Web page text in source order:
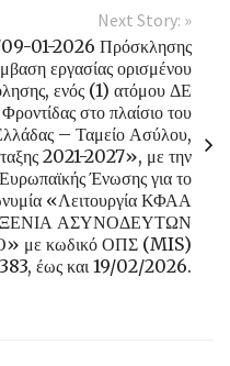
Next Story: »
09-01-2026 Πρόσκλησης
εργασίας ορισμένου
ενός (1) ατόμου ΔΕ
στο πλαίσιο του
– Ταμείο Ασύλου,
2021-2027», με την
Ένωσης για το
«Λειτουργία ΚΦΑΑ
ΑΣΥΝΟΔΕΥΤΩΝ
με κωδικό ΟΠΣ (MIS)
έως και 19/02/2026.